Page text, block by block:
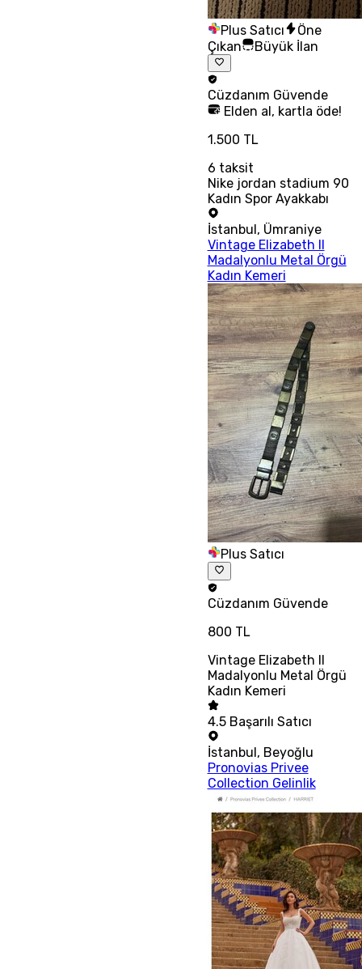
Plus Satıcı
Öne
Çıkan
Büyük İlan
Cüzdanım Güvende
Elden al, kartla öde!
1.500 TL
6 taksit
Nike jordan stadium 90
Kadın Spor Ayakkabı
İstanbul , Ümraniye
Vintage Elizabeth II
Madalyonlu Metal Örgü
Kadın Kemeri
Plus Satıcı
Cüzdanım Güvende
800 TL
Vintage Elizabeth II
Madalyonlu Metal Örgü
Kadın Kemeri
4.5 Başarılı Satıcı
İstanbul, Beyoğlu
Pronovias Privee
Collection Gelinlik